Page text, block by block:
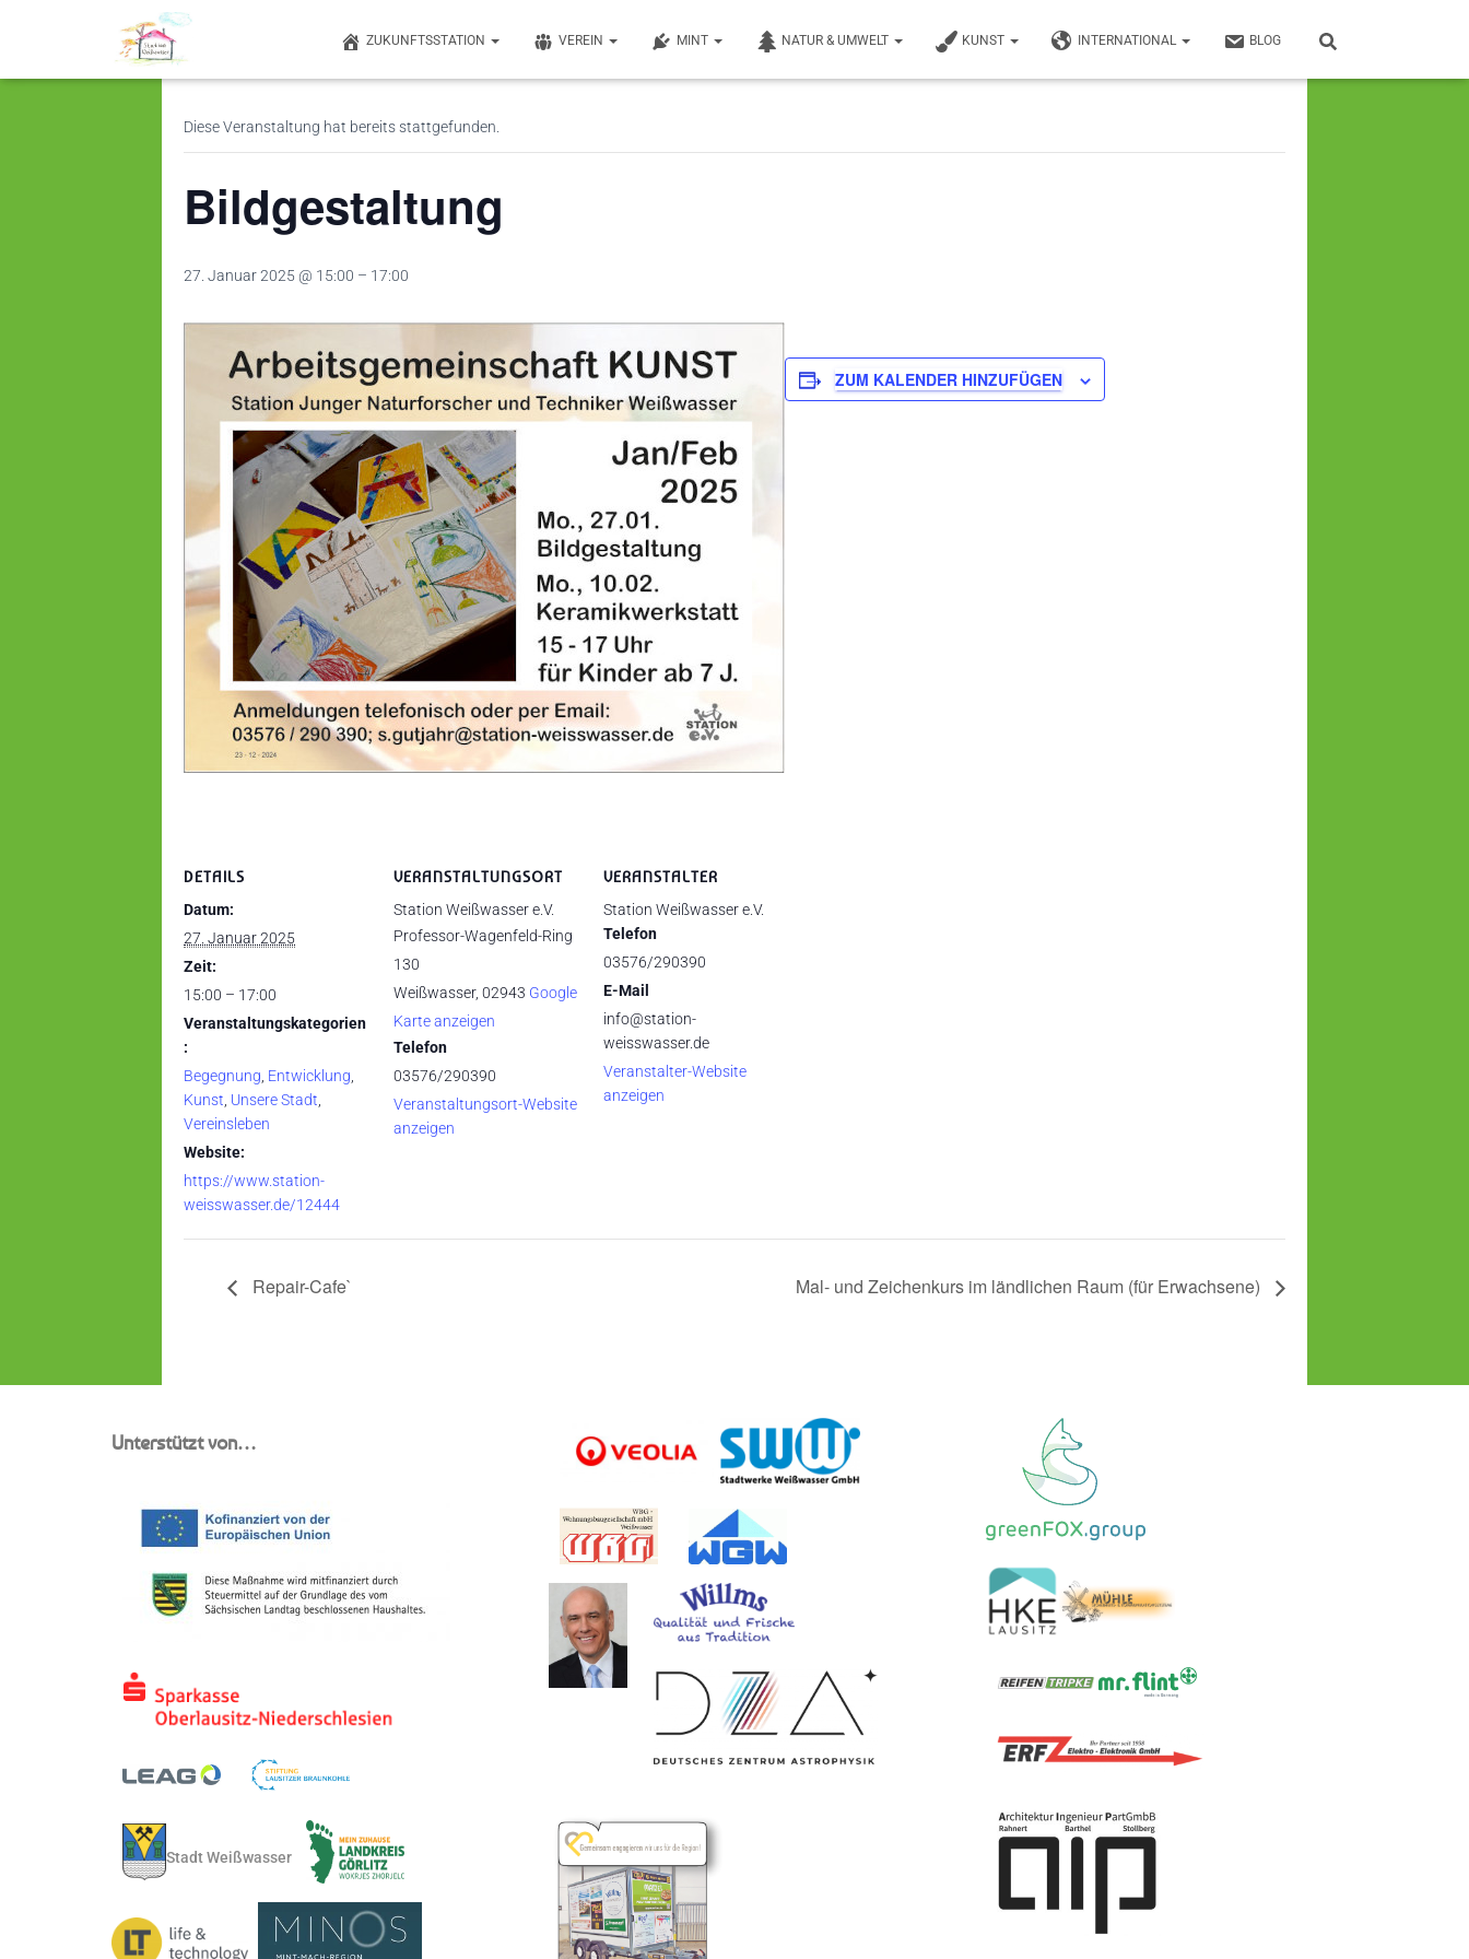
ZUKUNFTSSTATION VEREIN MINT NATUR & UMWELT KUNST INTERNATIONAL BLOG
« Alle Veranstaltungen
Diese Veranstaltung hat bereits stattgefunden.
Bildgestaltung
27. Januar 2025 @ 15:00 – 17:00
ZUM KALENDER HINZUFÜGEN
DETAILS
Datum:
27. Januar 2025
Zeit:
15:00 – 17:00
Veranstaltungskategorien
:
Begegnung Entwicklung
Kunst Unsere Stadt
Vereinsleben
Website:
https://www.station-
weisswasser.de/12444
VERANSTALTUNGSORT
Station Weißwasser e.V.
Professor-Wagenfeld-Ring
130
Weißwasser, 02943 Google
Karte anzeigen
Telefon
03576/290390
Veranstaltungsort-Website
anzeigen
VERANSTALTER
Station Weißwasser e.V.
Telefon
03576/290390
E-Mail
info@station-
weisswasser.de
Veranstalter-Website
anzeigen
Repair-Cafe` Mal- und Zeichenkurs im ländlichen Raum (für Erwachsene)
Unterstützt von…
Stadt Weißwasser